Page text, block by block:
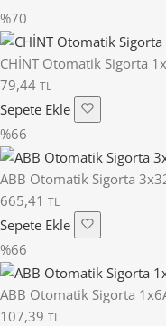
%70
CHİNT Otomatik Sigorta
79,44 TL
Sepete Ekle
%66
ABB Otomatik Sigorta
665,41 TL
Sepete Ekle
%66
ABB Otomatik Sigorta
107,39 TL